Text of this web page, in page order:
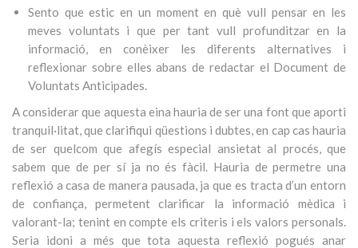
Sento que estic en un moment en què vull pensar en les
meves voluntats i que per tant vull profunditzar en la
informació, en conèixer les diferents alternatives i
reflexionar sobre elles abans de redactar el Document de
Voluntats Anticipades.
A considerar que aquesta eina hauria de ser una font que aporti
tranquil·litat, que clarifiqui qüestions i dubtes, en cap cas hauria
de ser quelcom que afegís especial ansietat al procés, que
sabem que de per sí ja no és fàcil. Hauria de permetre una
reflexió a casa de manera pausada, ja que es tracta d’un entorn
de confiança, permetent clarificar la informació mèdica i
valorant-la; tenint en compte els criteris i els valors personals.
Seria idoni a més que tota aquesta reflexió pogués anar